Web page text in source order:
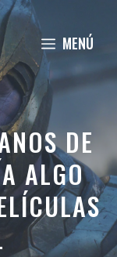
MENÚ
DE
ALGO